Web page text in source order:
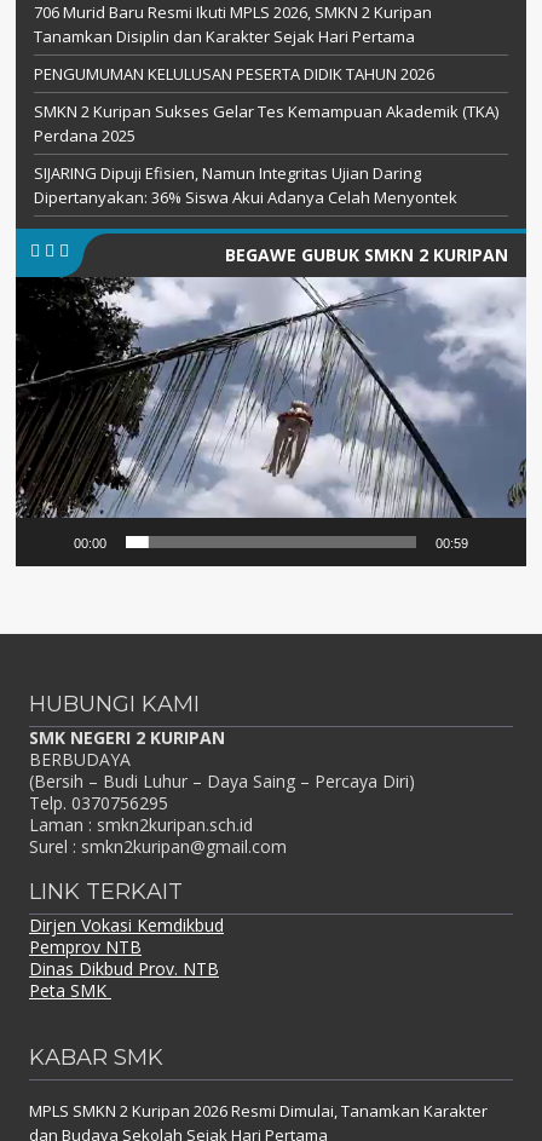
706 Murid Baru Resmi Ikuti MPLS 2026, SMKN 2 Kuripan
Tanamkan Disiplin dan Karakter Sejak Hari Pertama
PENGUMUMAN KELULUSAN PESERTA DIDIK TAHUN 2026
SMKN 2 Kuripan Sukses Gelar Tes Kemampuan Akademik (TKA)
Perdana 2025
SIJARING Dipuji Efisien, Namun Integritas Ujian Daring
Dipertanyakan: 36% Siswa Akui Adanya Celah Menyontek
BEGAWE GUBUK SMKN 2 KURIPAN
Pemutar
Video
00:00 00:59
HUBUNGI KAMI
SMK NEGERI 2 KURIPAN
BERBUDAYA
(Bersih – Budi Luhur – Daya Saing – Percaya Diri)
Telp. 0370756295
Laman : smkn2kuripan.sch.id
Surel : smkn2kuripan@gmail.com
LINK TERKAIT
Dirjen Vokasi Kemdikbud
Pemprov NTB
Dinas Dikbud Prov. NTB
Peta SMK
KABAR SMK
MPLS SMKN 2 Kuripan 2026 Resmi Dimulai, Tanamkan Karakter
dan Budaya Sekolah Sejak Hari Pertama